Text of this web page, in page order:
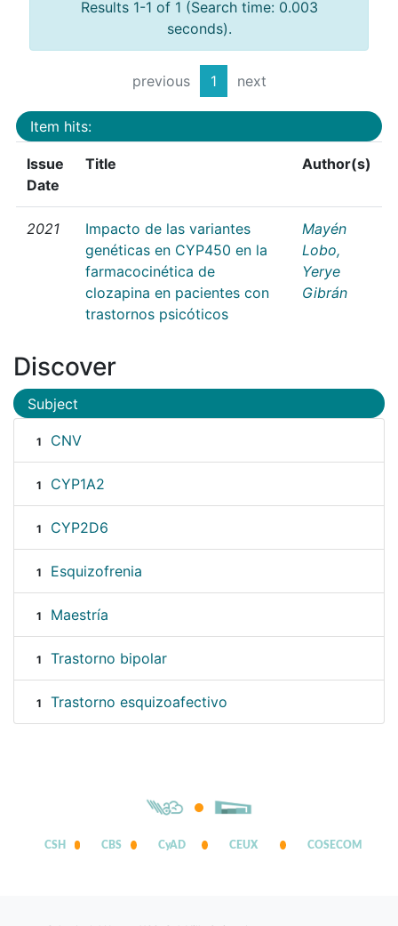
Results 1-1 of 1 (Search time: 0.003
seconds).
previous 1 next
Item hits:
Issue
Date
Title Author(s)
2021
Impacto de las variantes
genéticas en CYP450 en la
farmacocinética de
clozapina en pacientes con
trastornos psicóticos
Mayén
Lobo,
Yerye
Gibrán
Discover
Subject
1 CNV
1 CYP1A2
1 CYP2D6
1 Esquizofrenia
1 Maestría
1 Trastorno bipolar
1 Trastorno esquizoafectivo
CSH CBS CyAD CEUX COSECOM